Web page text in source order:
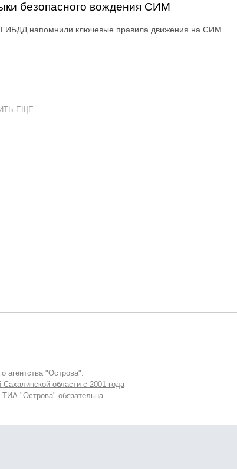
безопасного вождения СИМ
ГИБДД напомнили ключевые правила движения на СИМ
ЕЩЕ
агентства "Острова".
области с 2001 года
"Острова" обязательна.